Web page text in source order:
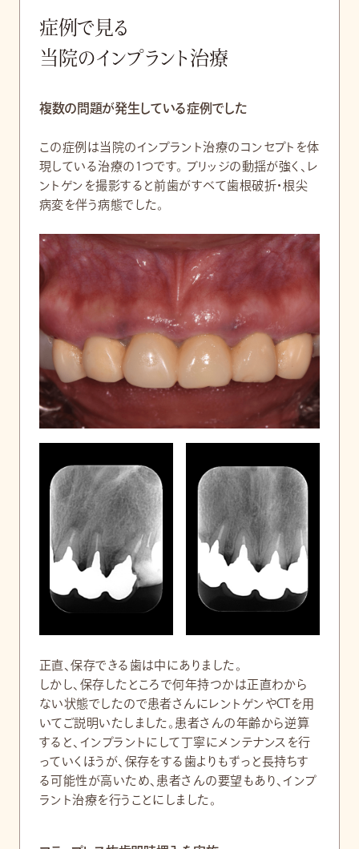
症例で見る
当院のインプラント治療
複数の問題が発生している症例でした
この症例は当院のインプラント治療のコンセプトを体
現している治療の1つです。 ブリッジの動揺が強く、レ
ントゲンを撮影すると前歯がすべて歯根破折・根尖
病変を伴う病態でした。
正直、保存できる歯は中にありました。
しかし、保存したところで何年持つかは正直わから
ない状態でしたので患者さんにレントゲンやCTを用
いてご説明いたしました。患者さんの年齢から逆算
すると、インプラントにして丁寧にメンテナンスを行
っていくほうが、保存をする歯よりもずっと長持ちす
る可能性が高いため、患者さんの要望もあり、インプ
ラント治療を行うことにしました。